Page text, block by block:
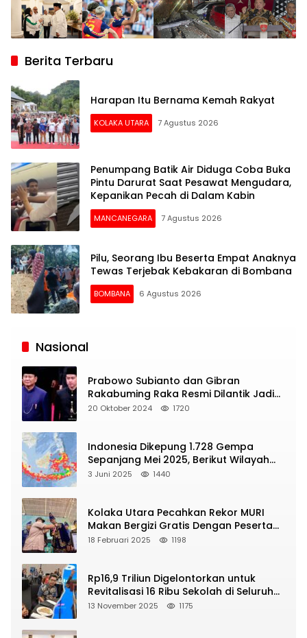
Berita Terbaru
Harapan Itu Bernama Kemah Rakyat
KOLAKA UTARA 7 Agustus 2026
Penumpang Batik Air Diduga Coba Buka
Pintu Darurat Saat Pesawat Mengudara,
Kepanikan Pecah di Dalam Kabin
MANCANEGARA 7 Agustus 2026
Pilu, Seorang Ibu Beserta Empat Anaknya
Tewas Terjebak Kebakaran di Bombana
BOMBANA 6 Agustus 2026
Siaran
Nasional
Prabowo Subianto dan Gibran
Rakabuming Raka Resmi Dilantik Jadi
Presiden dan Wapres RI
20 Oktober 2024 1720
Indonesia Dikepung 1.728 Gempa
Sepanjang Mei 2025, Berikut Wilayah
Yang Intens Diguncang!
3 Juni 2025 1440
Kolaka Utara Pecahkan Rekor MURI
Makan Bergizi Gratis Dengan Peserta
Terbanyak
18 Februari 2025 1198
Rp16,9 Triliun Digelontorkan untuk
Revitalisasi 16 Ribu Sekolah di Seluruh
Indonesia
13 November 2025 1175